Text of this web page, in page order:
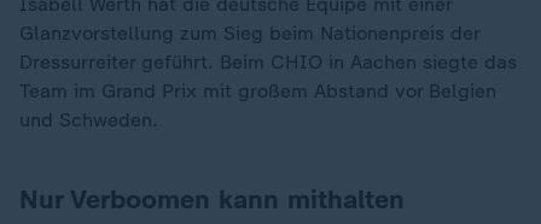
Glanzvorstellung zum Sieg beim Nationenpreis der
Dressurreiter geführt. Beim CHIO in Aachen siegte das
Team im Grand Prix mit großem Abstand vor Belgien
und Schweden.
Nur Verboomen kann mithalten